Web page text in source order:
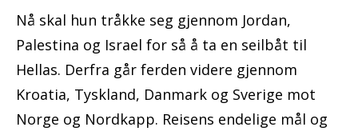
Nå skal hun tråkke seg gjennom Jordan,
Palestina og Israel for så å ta en seilbåt til
Hellas. Derfra går ferden videre gjennom
Kroatia, Tyskland, Danmark og Sverige mot
Norge og Nordkapp. Reisens endelige mål og